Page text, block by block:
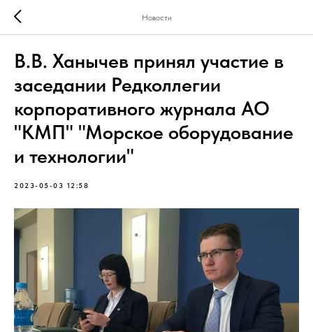
Новости
В.В. Ханычев принял участие в
заседании Редколлегии
корпоративного журнала АО
"КМП" "Морское оборудование
и технологии"
2023-05-03 12:58